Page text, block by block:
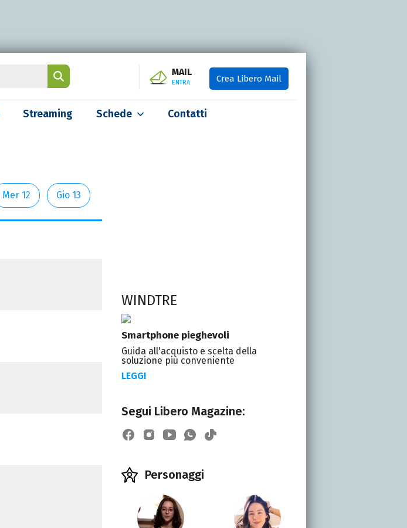
MAIL
ENTRA Crea Libero Mail
Streaming Schede Contatti
Mer 12 Gio 13
WINDTRE
Smartphone pieghevoli
Guida all'acquisto e scelta della
soluzione più conveniente
LEGGI
Segui Libero Magazine:
Personaggi